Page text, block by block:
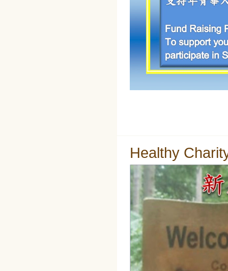
Healthy